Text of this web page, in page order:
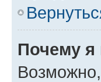
Почему я